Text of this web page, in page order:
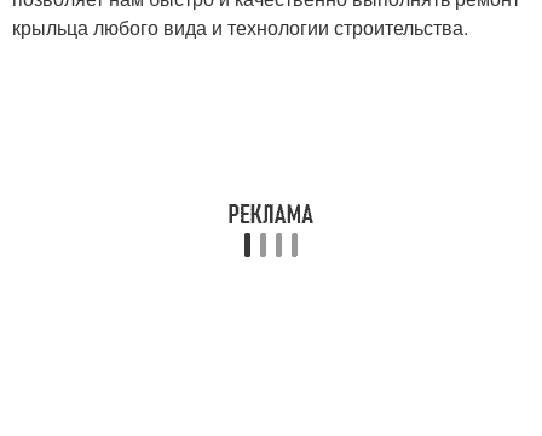
крыльца любого вида и технологии строительства.